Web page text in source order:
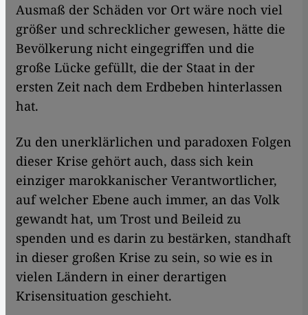
Ausmaß der Schäden vor Ort wäre noch viel
größer und schrecklicher gewesen, hätte die
Bevölkerung nicht eingegriffen und die
große Lücke gefüllt, die der Staat in der
ersten Zeit nach dem Erdbeben hinterlassen
hat.
Zu den unerklärlichen und paradoxen Folgen
dieser Krise gehört auch, dass sich kein
einziger marokkanischer Verantwortlicher,
auf welcher Ebene auch immer, an das Volk
gewandt hat, um Trost und Beileid zu
spenden und es darin zu bestärken, standhaft
in dieser großen Krise zu sein, so wie es in
vielen Ländern in einer derartigen
Krisensituation geschieht.